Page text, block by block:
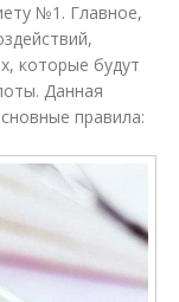
№1. Главное,
которые будут
Данная
правила: